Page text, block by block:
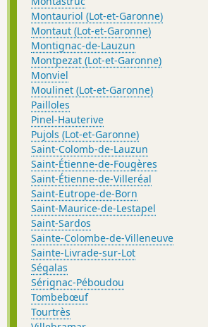
Montauriol (Lot-et-Garonne)
Montaut (Lot-et-Garonne)
Montignac-de-Lauzun
Montpezat (Lot-et-Garonne)
Monviel
Moulinet (Lot-et-Garonne)
Pailloles
Pinel-Hauterive
Pujols (Lot-et-Garonne)
Saint-Colomb-de-Lauzun
Saint-Étienne-de-Fougères
Saint-Étienne-de-Villeréal
Saint-Eutrope-de-Born
Saint-Maurice-de-Lestapel
Saint-Sardos
Sainte-Colombe-de-Villeneuve
Sainte-Livrade-sur-Lot
Ségalas
Sérignac-Péboudou
Tombebœuf
Tourtrès